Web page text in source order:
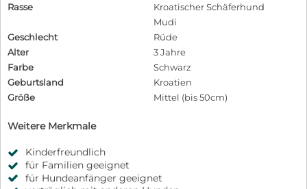
Rasse
Kroatischer Schäferhund
Mudi
Geschlecht
Rüde
Alter
3 Jahre
Farbe
Schwarz
Geburtsland
Kroatien
Größe
Mittel (bis 50cm)
Weitere Merkmale
Kinderfreundlich
für Familien geeignet
für Hundeanfänger geeignet